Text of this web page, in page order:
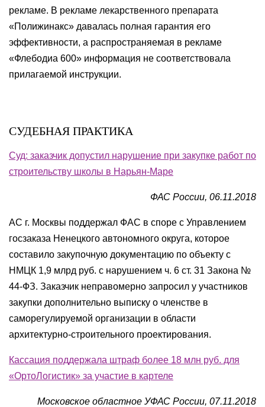
рекламе. В рекламе лекарственного препарата
«Полижинакс» давалась полная гарантия его
эффективности, а распространяемая в рекламе
«Флебодиа 600» информация не соответствовала
прилагаемой инструкции.
СУДЕБНАЯ ПРАКТИКА
Суд: заказчик допустил нарушение при закупке работ по
строительству школы в Нарьян-Маре
ФАС России, 06.11.2018
АС г. Москвы поддержал ФАС в споре с Управлением
госзаказа Ненецкого автономного округа, которое
составило закупочную документацию по объекту с
НМЦК 1,9 млрд руб. с нарушением ч. 6 ст. 31 Закона №
44-ФЗ. Заказчик неправомерно запросил у участников
закупки дополнительно выписку о членстве в
саморегулируемой организации в области
архитектурно-строительного проектирования.
Кассация поддержала штраф более 18 млн руб. для
«ОртоЛогистик» за участие в картеле
Московское областное УФАС России, 07.11.2018